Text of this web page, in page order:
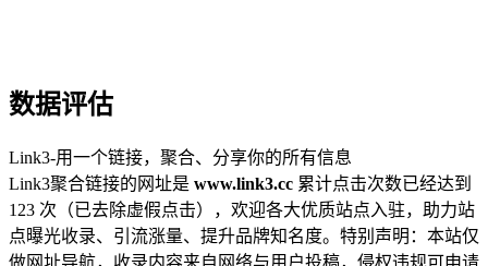
数据评估
Link3-用一个链接，聚合、分享你的所有信息
Link3聚合链接的网址是 www.link3.cc 累计点击次数已经达到
123 次（已去除虚假点击），欢迎各大优质站点入驻，助力站
点曝光收录、引流涨量、提升品牌知名度。特别声明：本站仅